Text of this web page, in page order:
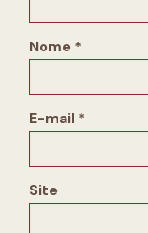
Nome *
E-mail *
Site